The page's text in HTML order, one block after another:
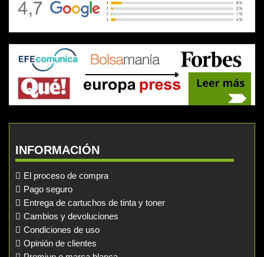
INFORMACIÓN
El proceso de compra
Pago seguro
Entrega de cartuchos de tinta y toner
Cambios y devoluciones
Condiciones de uso
Opinión de clientes